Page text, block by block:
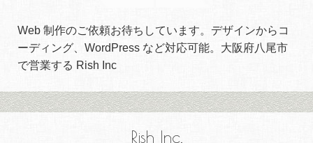
Web 制作のご依頼お待ちしています。デザインからコ
ーディング、WordPress など対応可能。大阪府八尾市
で営業する Rish Inc
Rish Inc.